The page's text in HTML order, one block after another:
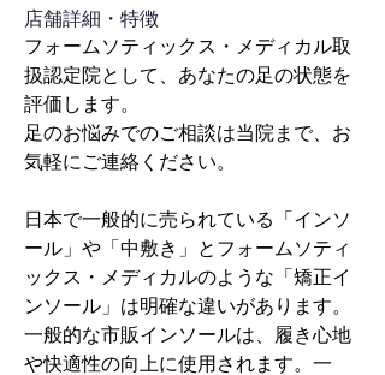
​店舗詳細・特徴
フォームソティックス・メディカル取
扱認定院として、あなたの足の状態を
評価します。
足のお悩みでのご相談は当院まで、お
気軽にご連絡ください。
日本で一般的に売られている「インソ
ール」や「中敷き」とフォームソティ
ックス・メディカルのような「矯正イ
ンソール」は明確な違いがあります。
一般的な市販インソールは、履き心地
や快適性の向上に使用されます。一